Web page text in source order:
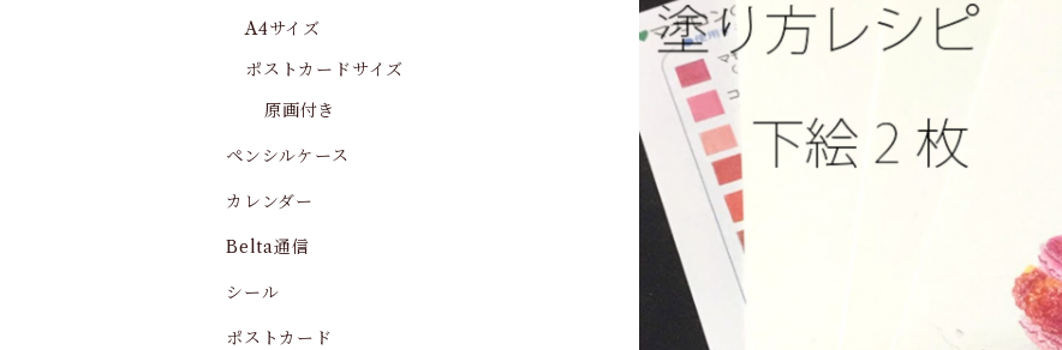
A4サイズ
ポストカードサイズ
原画付き
ペンシルケース
カレンダー
Belta通信
シール
ポストカード